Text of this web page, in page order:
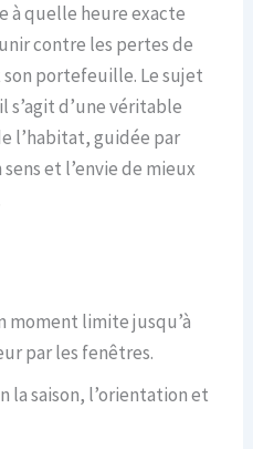
à quelle heure exacte
contre les pertes de
portefeuille. Le sujet
s’agit d’une véritable
l’habitat, guidée par
et l’envie de mieux
moment limite jusqu’à
par les fenêtres.
la saison, l’orientation et